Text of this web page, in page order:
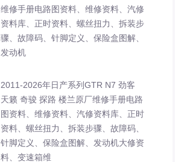
维修手册电路图资料、维修资料、汽修
资料库、正时资料、螺丝扭力、拆装步
骤、故障码、针脚定义、保险盒图解、
发动机
2011-2026年日产系列GTR N7 劲客
天籁 奇骏 探路 楼兰原厂维修手册电路
图资料、维修资料、汽修资料库、正时
资料、螺丝扭力、拆装步骤、故障码、
针脚定义、保险盒图解、发动机大修资
料、变速箱维